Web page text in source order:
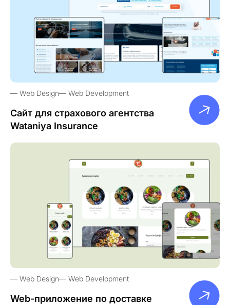
Web Design Web Development
Сайт для страхового агентства
Wataniya Insurance
Web Design Web Development
Web-приложение по доставке